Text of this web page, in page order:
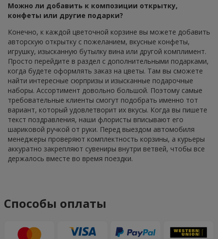
Можно ли добавить к композиции открытку,
конфеты или другие подарки?
Конечно, к каждой цветочной корзине вы можете добавить
авторскую открытку с пожеланием, вкусные конфеты,
игрушку, изысканную бутылку вина или другой комплимент.
Просто перейдите в раздел с дополнительными подарками,
когда будете оформлять заказ на цветы. Там вы сможете
найти интересные сюрпризы и изысканные подарочные
наборы. Ассортимент довольно большой. Поэтому самые
требовательные клиенты смогут подобрать именно тот
вариант, который удовлетворит их вкусы. Когда вы пишете
текст поздравления, наши флористы вписывают его
шариковой ручкой от руки. Перед выездом автомобиля
менеджеры проверяют комплектность корзины, а курьеры
аккуратно закрепляют сувениры внутри ветвей, чтобы все
держалось вместе во время поездки.
Способы оплаты